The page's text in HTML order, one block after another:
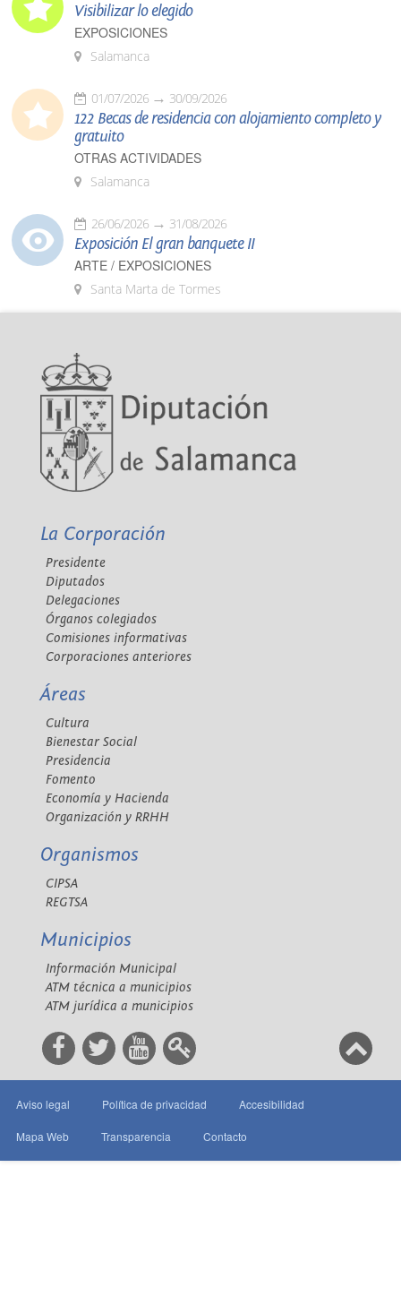
Visibilizar lo elegido
EXPOSICIONES
Salamanca
01/07/2026 30/09/2026
122 Becas de residencia con alojamiento completo y
gratuito
OTRAS ACTIVIDADES
Salamanca
26/06/2026 31/08/2026
Exposición El gran banquete II
ARTE / EXPOSICIONES
Santa Marta de Tormes
La Corporación
Presidente
Diputados
Delegaciones
Órganos colegiados
Comisiones informativas
Corporaciones anteriores
Áreas
Cultura
Bienestar Social
Presidencia
Fomento
Economía y Hacienda
Organización y RRHH
Organismos
CIPSA
REGTSA
Municipios
Información Municipal
ATM técnica a municipios
ATM jurídica a municipios
Aviso legal Política de privacidad Accesibilidad
Mapa Web Transparencia Contacto